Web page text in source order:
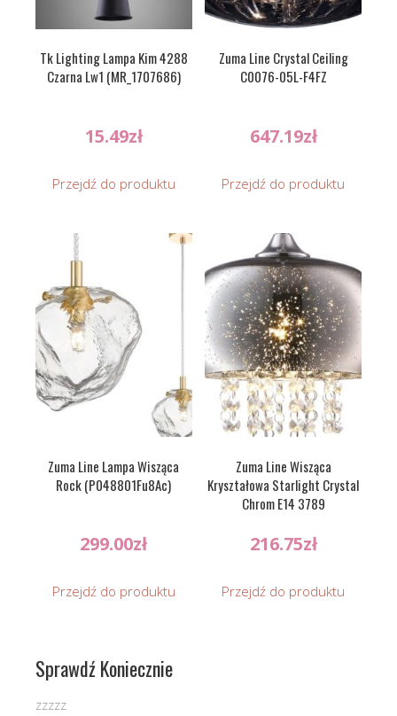
Tk Lighting Lampa Kim 4288
Czarna Lw1 (MR_1707686)
15.49zł
Przejdź do produktu
Zuma Line Crystal Ceiling
C0076-05L-F4FZ
647.19zł
Przejdź do produktu
Zuma Line Lampa Wisząca
Rock (P048801Fu8Ac)
299.00zł
Przejdź do produktu
Zuma Line Wisząca
Kryształowa Starlight Crystal
Chrom E14 3789
216.75zł
Przejdź do produktu
Sprawdź Koniecznie
zzzzz